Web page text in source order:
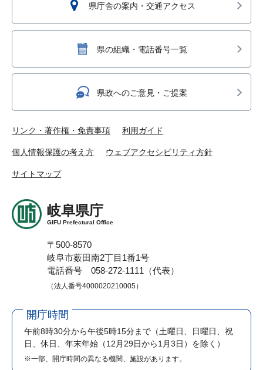
県庁舎の案内・交通アクセス
県の組織・電話番号一覧
県政へのご意見・ご提案
リンク・著作権・免責事項 利用ガイド
個人情報保護の考え方 ウェブアクセシビリティ方針
サイトマップ
岐阜県庁
GIFU Prefectural Office
〒500-8570
岐阜市薮田南2丁目1番1号
電話番号 058-272-1111（代表）
（法人番号4000020210005）
開庁時間
午前8時30分から午後5時15分まで （土曜日、日曜日、祝
日、休日、年末年始（12月29日から1月3日）を除く）
※一部、開庁時間の異なる機関、施設があります。